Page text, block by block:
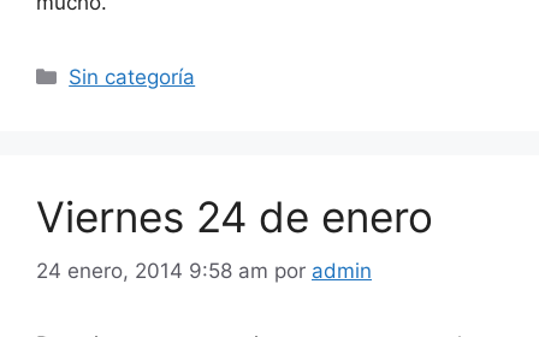
Categorías
Sin categoría
Viernes 24 de enero
24 enero, 2014 9:58 am por admin